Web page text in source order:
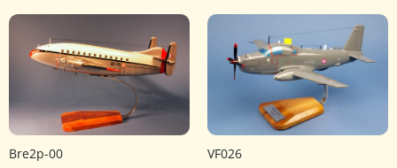
Bre2p-00 VF026